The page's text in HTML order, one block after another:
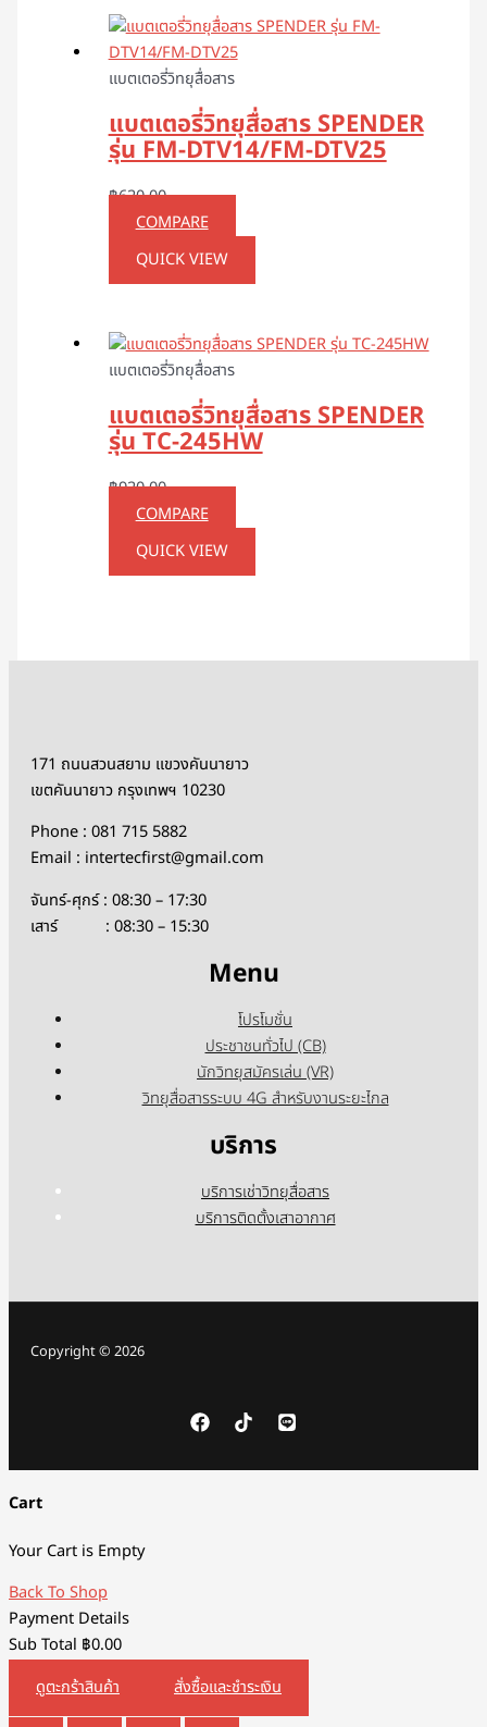
แบตเตอรี่วิทยุสื่อสาร
แบตเตอรี่วิทยุสื่อสาร SPENDER
รุ่น FM-DTV14/FM-DTV25
฿620.00
COMPARE
QUICK VIEW
แบตเตอรี่วิทยุสื่อสาร
แบตเตอรี่วิทยุสื่อสาร SPENDER
รุ่น TC-245HW
฿920.00
COMPARE
QUICK VIEW
171 ถนนสวนสยาม แขวงคันนายาว
เขตคันนายาว กรุงเทพฯ 10230
Phone : 081 715 5882
Email : intertecfirst@gmail.com
จันทร์-ศุกร์ : 08:30 – 17:30
เสาร์ : 08:30 – 15:30
Menu
โปรโมชั่น
ประชาชนทั่วไป (CB)
นักวิทยุสมัครเล่น (VR)
วิทยุสื่อสารระบบ 4G สำหรับงานระยะไกล
บริการ
บริการเช่าวิทยุสื่อสาร
บริการติดตั้งเสาอากาศ
Copyright © 2026
Cart
Your Cart is Empty
Back To Shop
Payment Details
Sub Total ฿0.00
ดูตะกร้าสินค้า
สั่งซื้อและชำระเงิน